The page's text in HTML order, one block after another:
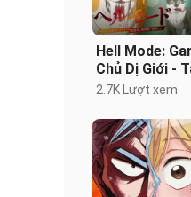
Hell Mode:
Chủ Dị Giới -
2.7K Lượt xem